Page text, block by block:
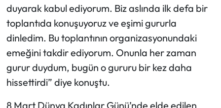
duyarak kabul ediyorum. Biz aslında ilk defa bir
toplantıda konuşuyoruz ve eşimi gururla
dinledim. Bu toplantının organizasyonundaki
emeğini takdir ediyorum. Onunla her zaman
gurur duydum, bugün o gururu bir kez daha
hissettirdi” diye konuştu.
8 Mart Dünya Kadınlar Günü’nde elde edilen